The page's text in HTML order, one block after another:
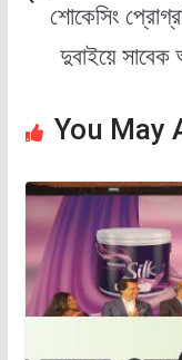
শোকেসিং
দুবাইয়ে
You May